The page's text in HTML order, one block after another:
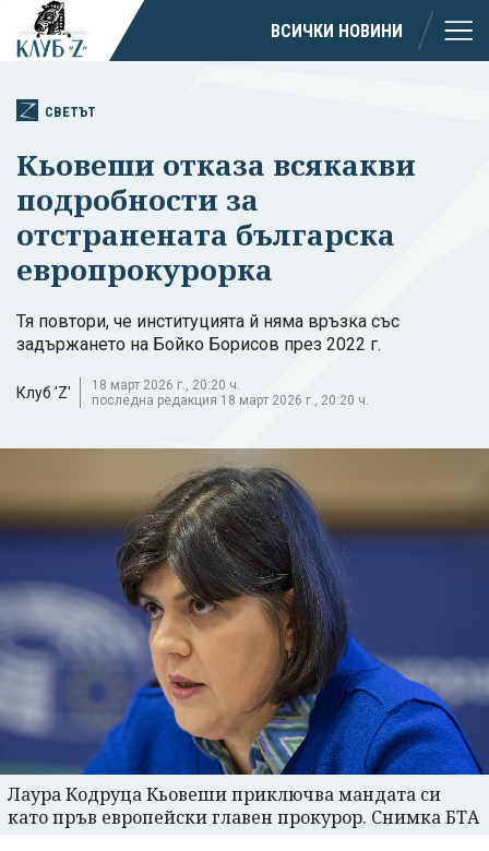
ВСИЧКИ НОВИНИ
СВЕТЪТ
Кьовеши отказа всякакви
подробности за
отстранената българска
европрокурорка
Тя повтори, че институцията й няма връзка със
задържането на Бойко Борисов през 2022 г.
Клуб 'Z'
18 март 2026 г., 20:20 ч.
последна редакция 18 март 2026 г., 20:20 ч.
Лаура Кодруца Кьовеши приключва мандата си
като пръв европейски главен прокурор. Снимка БТА